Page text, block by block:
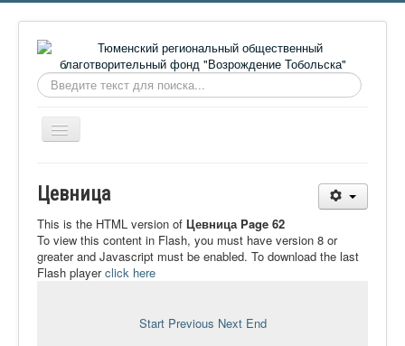
Искать...
Включить/
выключить
О фонде
Онлайн библиотека
Видеоматериалы
Сайт проекта Достоевский
Цевница
This is the HTML version of Цевница Page 62
To view this content in Flash, you must have version 8 or
greater and Javascript must be enabled. To download the last
Flash playerclick here
Start Previous Next End